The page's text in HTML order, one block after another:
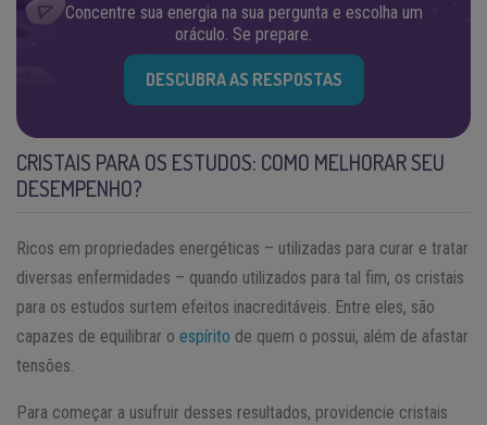
Concentre sua energia na sua pergunta e escolha um
oráculo. Se prepare.
DESCUBRA AS RESPOSTAS
CRISTAIS PARA OS ESTUDOS: COMO MELHORAR SEU
DESEMPENHO?
Ricos em propriedades energéticas – utilizadas para curar e tratar
diversas enfermidades – quando utilizados para tal fim, os cristais
para os estudos surtem efeitos inacreditáveis. Entre eles, são
capazes de equilibrar o espírito de quem o possui, além de afastar
tensões.
Para começar a usufruir desses resultados, providencie cristais